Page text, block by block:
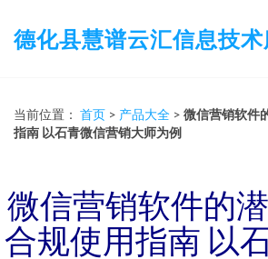
德化县慧谱云汇信息技
当前位置： 首页 > 产品大全 > 微信营销软件
指南 以石青微信营销大师为例
微信营销软件的
合规使用指南 以